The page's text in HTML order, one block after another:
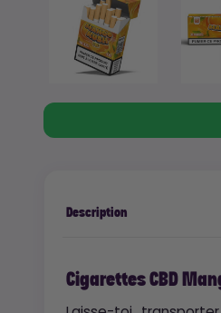
Description
Cigarettes CBD